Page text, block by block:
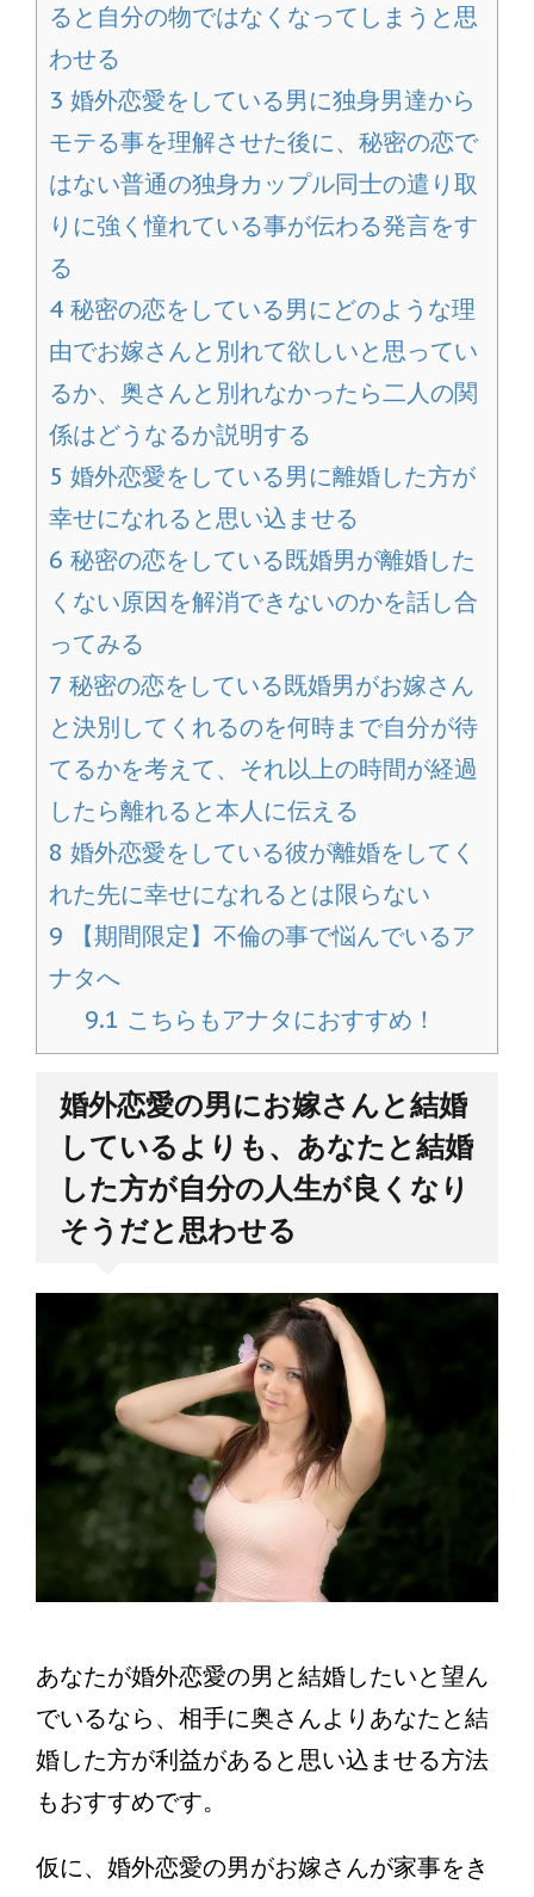
ると自分の物ではなくなってしまうと思
わせる
3 婚外恋愛をしている男に独身男達から
モテる事を理解させた後に、秘密の恋で
はない普通の独身カップル同士の遣り取
りに強く憧れている事が伝わる発言をす
る
4 秘密の恋をしている男にどのような理
由でお嫁さんと別れて欲しいと思ってい
るか、奥さんと別れなかったら二人の関
係はどうなるか説明する
5 婚外恋愛をしている男に離婚した方が
幸せになれると思い込ませる
6 秘密の恋をしている既婚男が離婚した
くない原因を解消できないのかを話し合
ってみる
7 秘密の恋をしている既婚男がお嫁さん
と決別してくれるのを何時まで自分が待
てるかを考えて、それ以上の時間が経過
したら離れると本人に伝える
8 婚外恋愛をしている彼が離婚をしてく
れた先に幸せになれるとは限らない
9 【期間限定】不倫の事で悩んでいるア
ナタへ
9.1 こちらもアナタにおすすめ！
婚外恋愛の男にお嫁さんと結婚
しているよりも、あなたと結婚
した方が自分の人生が良くなり
そうだと思わせる
あなたが婚外恋愛の男と結婚したいと望ん
でいるなら、相手に奥さんよりあなたと結
婚した方が利益があると思い込ませる方法
もおすすめです。
仮に、婚外恋愛の男がお嫁さんが家事をき